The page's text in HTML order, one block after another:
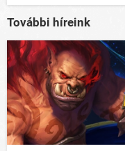
További híreink